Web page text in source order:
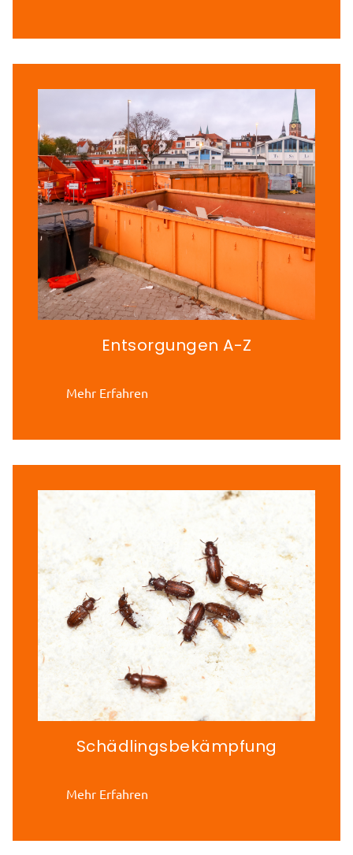
Entsorgungen A-Z
Mehr Erfahren
Schädlingsbekämpfung
Mehr Erfahren